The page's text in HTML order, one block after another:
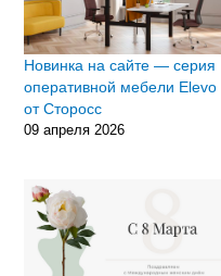
Новинка на сайте — серия
оперативной мебели Elevo
от Сторосс
09 апреля 2026